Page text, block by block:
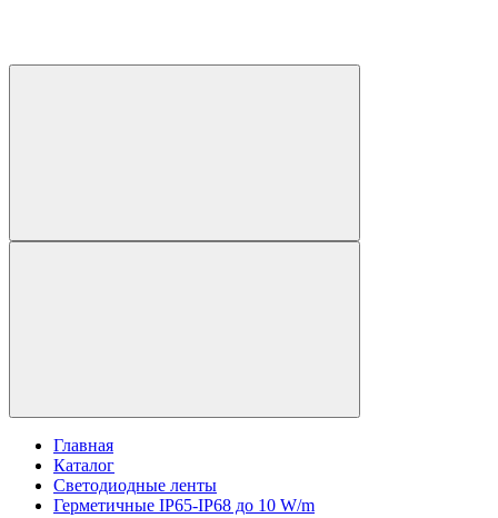
Главная
Каталог
Светодиодные ленты
Герметичные IP65-IP68 до 10 W/m